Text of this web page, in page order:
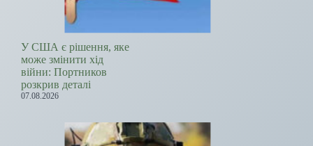
У США є рішення, яке
може змінити хід
війни: Портников
розкрив деталі
07.08.2026